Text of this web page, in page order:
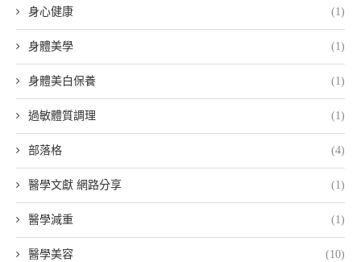
身心健康 (1)
身體美學 (1)
身體美白保養 (1)
過敏體質調理 (1)
部落格 (4)
醫學文獻 網路分享 (1)
醫學減重 (1)
醫學美容 (10)